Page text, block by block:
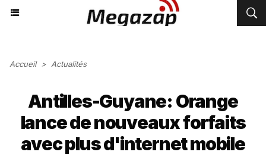
Accueil > Actualités
Antilles-Guyane: Orange
lance de nouveaux forfaits
avec plus d'internet mobile